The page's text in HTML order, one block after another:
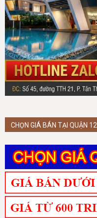
CHỌN GIÁ BÁN TẠI QUẬN 12